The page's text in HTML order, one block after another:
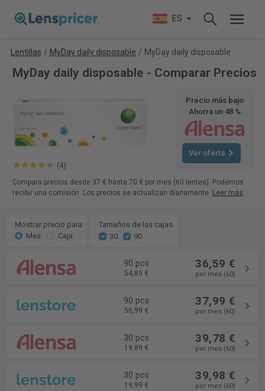
ES
Lentillas / MyDay daily disposable / MyDay daily disposable
MyDay daily disposable - Comparar Precios
(4)
Precio más bajo
Ahorra un 48 %
Ver oferta
Compara precios desde 37 € hasta 70 € por mes (60 lentes). Podemos
recibir una comisión. Los precios se actualizan diariamente. Leer más.
Mostrar precio para
Mes
Caja
Tamaños de las cajas
30
90
90 pcs
54,89 €
36,59 €
por mes (60)
90 pcs
56,99 €
37,99 €
por mes (60)
30 pcs
19,89 €
39,78 €
por mes (60)
30 pcs
19,99 €
39,98 €
por mes (60)